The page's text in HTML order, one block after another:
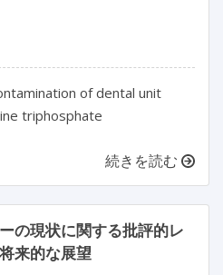
of dental unit
triphosphate
続きを読む
の現状に関する批評的レ
来的な展望